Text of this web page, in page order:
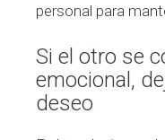
personal para
Si el otro se
emocional,
deseo